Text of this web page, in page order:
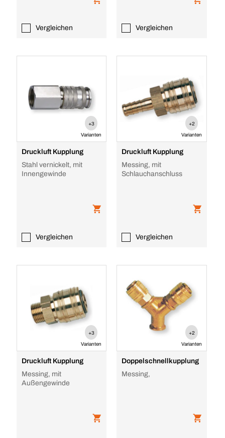
Vergleichen Vergleichen
+3
Varianten
Druckluft Kupplung
Stahl vernickelt, mit
Innengewinde
Vergleichen
+2
Varianten
Druckluft Kupplung
Messing, mit
Schlauchanschluss
Vergleichen
+3
Varianten
Druckluft Kupplung
Messing, mit
Außengewinde
+2
Varianten
Doppelschnellkupplung
Messing,